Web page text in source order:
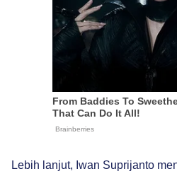
Lebih lanjut, Iwan Suprijanto